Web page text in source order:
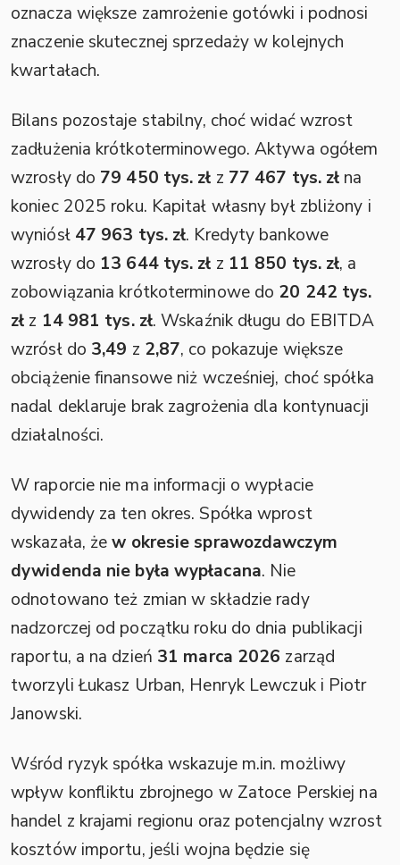
oznacza większe zamrożenie gotówki i podnosi
znaczenie skutecznej sprzedaży w kolejnych
kwartałach.
Bilans pozostaje stabilny, choć widać wzrost
zadłużenia krótkoterminowego. Aktywa ogółem
wzrosły do 79 450 tys. zł z 77 467 tys. zł na
koniec 2025 roku. Kapitał własny był zbliżony i
wyniósł 47 963 tys. zł. Kredyty bankowe
wzrosły do 13 644 tys. zł z 11 850 tys. zł, a
zobowiązania krótkoterminowe do 20 242 tys.
zł z 14 981 tys. zł. Wskaźnik długu do EBITDA
wzrósł do 3,49 z 2,87, co pokazuje większe
obciążenie finansowe niż wcześniej, choć spółka
nadal deklaruje brak zagrożenia dla kontynuacji
działalności.
W raporcie nie ma informacji o wypłacie
dywidendy za ten okres. Spółka wprost
wskazała, żew okresie sprawozdawczym
dywidenda nie była wypłacana. Nie
odnotowano też zmian w składzie rady
nadzorczej od początku roku do dnia publikacji
raportu, a na dzień 31 marca 2026 zarząd
tworzyli Łukasz Urban, Henryk Lewczuk i Piotr
Janowski.
Wśród ryzyk spółka wskazuje m.in. możliwy
wpływ konfliktu zbrojnego w Zatoce Perskiej na
handel z krajami regionu oraz potencjalny wzrost
kosztów importu, jeśli wojna będzie się